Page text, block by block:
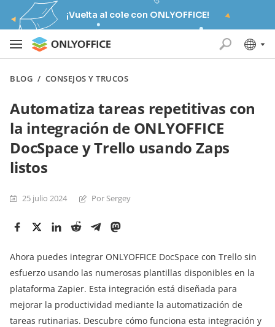
¡Vuelta al cole con ONLYOFFICE!
BLOG / CONSEJOS Y TRUCOS
Automatiza tareas repetitivas con
la integración de ONLYOFFICE
DocSpace y Trello usando Zaps
listos
25 julio 2024 Por Sergey
Ahora puedes integrar ONLYOFFICE DocSpace con Trello sin
esfuerzo usando las numerosas plantillas disponibles en la
plataforma Zapier. Esta integración está diseñada para
mejorar la productividad mediante la automatización de
tareas rutinarias. Descubre cómo funciona esta integración y